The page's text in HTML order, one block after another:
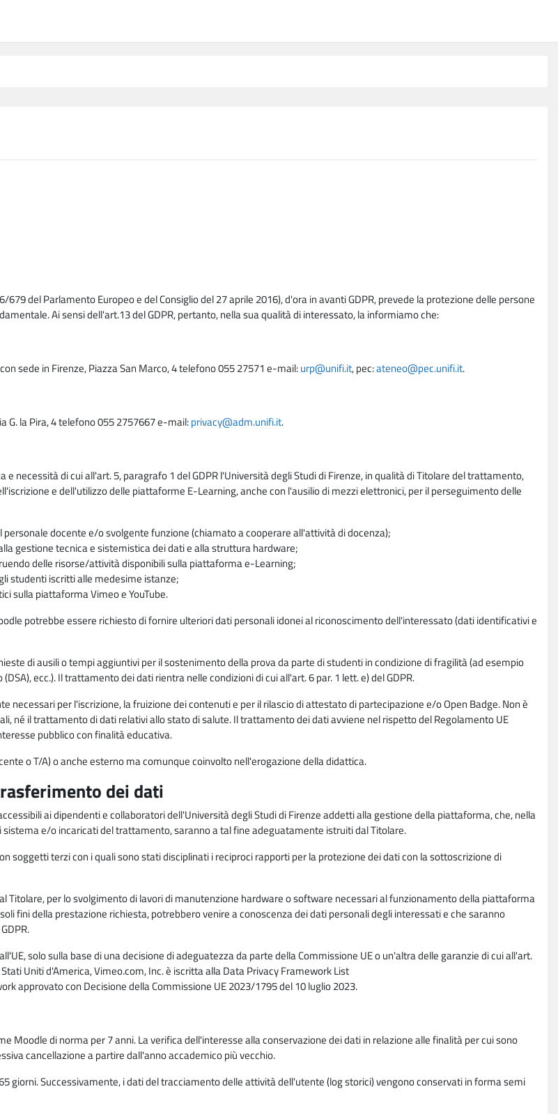
del Parlamento Europeo e del Consiglio del 27 aprile 2016), d'ora in avanti GDPR, prevede la protezione delle persone
Ai sensi dell'art.13 del GDPR, pertanto, nella sua qualità di interessato, la informiamo che:
sede in Firenze, Piazza San Marco, 4 telefono 055 27571 e-mail:urp@unifi.it, pec:ateneo@pec.unifi.it.
G. la Pira, 4 telefono 055 2757667 e-mail:privacy@adm.unifi.it.
necessità di cui all'art. 5, paragrafo 1 del GDPR l'Università degli Studi di Firenze, in qualità di Titolare del trattamento,
e dell'utilizzo delle piattaforme E-Learning, anche con l'ausilio di mezzi elettronici, per il perseguimento delle
docente e/o svolgente funzione (chiamato a cooperare all'attività di docenza);
gestione tecnica e sistemistica dei dati e alla struttura hardware;
delle risorse/attività disponibili sulla piattaforma e-Learning;
studenti iscritti alle medesime istanze;
sulla piattaforma Vimeo e YouTube.
potrebbe essere richiesto di fornire ulteriori dati personali idonei al riconoscimento dell'interessato (dati identificativi e
di ausili o tempi aggiuntivi per il sostenimento della prova da parte di studenti in condizione di fragilità (ad esempio
ecc.). Il trattamento dei dati rientra nelle condizioni di cui all'art. 6 par. 1 lett. e) del GDPR.
per l'iscrizione, la fruizione dei contenuti e per il rilascio di attestato di partecipazione e/o Open Badge. Non è
né il trattamento di dati relativi allo stato di salute. Il trattamento dei dati avviene nel rispetto del Regolamento UE
pubblico con finalità educativa.
o T/A) o anche esterno ma comunque coinvolto nell'erogazione della didattica.
dei dati
ai dipendenti e collaboratori dell'Università degli Studi di Firenze addetti alla gestione della piattaforma, che, nella
e/o incaricati del trattamento, saranno a tal fine adeguatamente istruiti dal Titolare.
soggetti terzi con i quali sono stati disciplinati i reciproci rapporti per la protezione dei dati con la sottoscrizione di
Titolare, per lo svolgimento di lavori di manutenzione hardware o software necessari al funzionamento della piattaforma
fini della prestazione richiesta, potrebbero venire a conoscenza dei dati personali degli interessati e che saranno
solo sulla base di una decisione di adeguatezza da parte della Commissione UE o un'altra delle garanzie di cui all'art.
Uniti d'America, Vimeo.com, Inc. è iscritta alla Data Privacy Framework List
approvato con Decisione della Commissione UE 2023/1795 del 10 luglio 2023.
di norma per 7 anni. La verifica dell'interesse alla conservazione dei dati in relazione alle finalità per cui sono
cancellazione a partire dall'anno accademico più vecchio.
giorni. Successivamente, i dati del tracciamento delle attività dell'utente (log storici) vengono conservati in forma semi